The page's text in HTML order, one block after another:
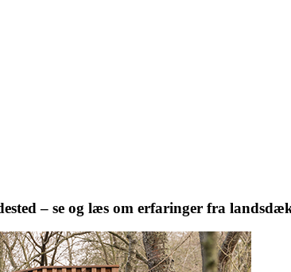
– se og læs om erfaringer fra